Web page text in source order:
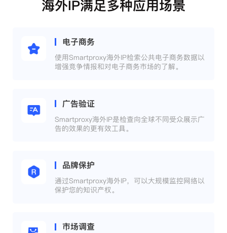
海外IP满足多种应用场景
电子商务
使用Smartproxy海外IP检索公共电子商务数据以
增强竞争情报和对电子商务市场的了解。
广告验证
Smartproxy海外IP是检查向全球不同受众展示广
告的效果的更有效工具。
品牌保护
通过Smartproxy海外IP，可以大规模监控网络以
保护您的知识产权。
市场调查